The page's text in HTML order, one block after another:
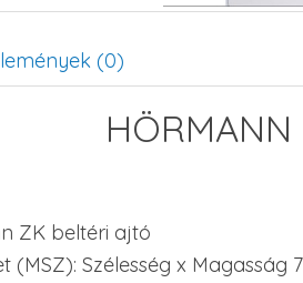
(0)
ZK beltéri ajtó
(MSZ): Szélesség x Magasság